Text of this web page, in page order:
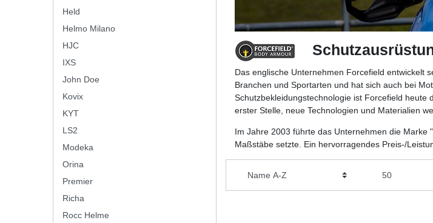
Held
Helmo Milano
HJC
IXS
John Doe
Kovix
KYT
LS2
Modeka
Orina
Premier
Richa
Rocc Helme
Das englische Unternehmen Forcefield entwickelt
Branchen und Sportarten und hat sich auch bei
Schutzbekleidungstechnologie ist Forcefield
erster Stelle, neue Technologien und Materialien
Im Jahre 2003 führte das Unternehmen die Marke
Maßstäbe setzte. Ein hervorragendes Preis-/